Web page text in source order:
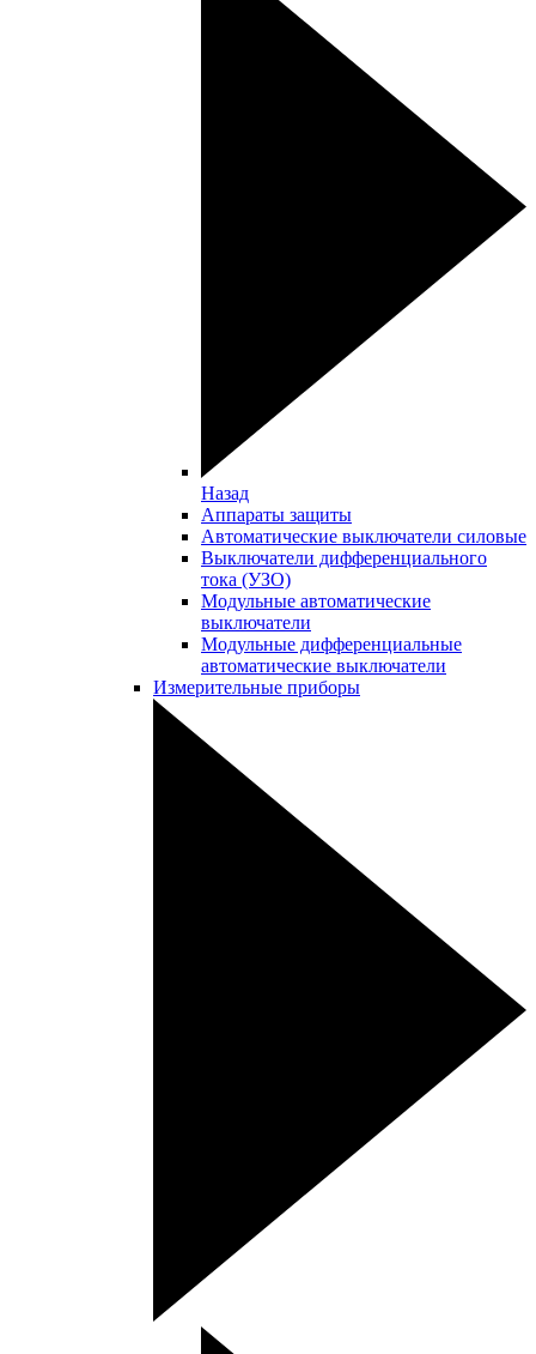
Назад
Аппараты защиты
Автоматические выключатели силовые
Выключатели дифференциального
тока (УЗО)
Модульные автоматические
выключатели
Модульные дифференциальные
автоматические выключатели
Измерительные приборы